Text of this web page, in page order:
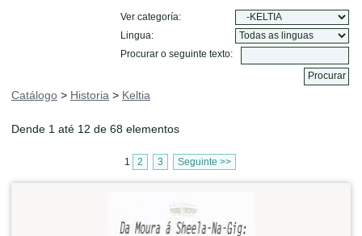
Ver categoría:
Lingua:
Procurar o seguinte texto:
Catálogo > Historia > Keltia
Dende 1 até 12 de 68 elementos
1 2 3 Seguinte >>